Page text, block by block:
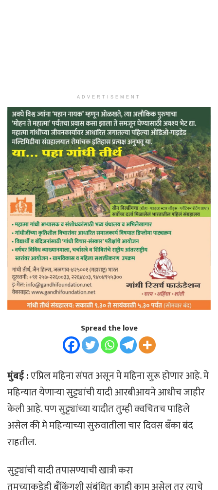
ADVERTISEMENT
Spread the love
मुंबई :एप्रिल महिना संपत असून मे महिना सुरू होणार आहे. मे
महिन्यात येणाऱ्या सुट्ट्यांची यादी आरबीआयने आधीच जाहीर
केली आहे. पण सुट्ट्यांच्या यादीत तुम्ही क्वचितच पाहिले
असेल की मे महिन्याच्या सुरुवातीला चार दिवस बँका बंद
राहतील.
सुट्ट्यांची यादी तपासण्याची खात्री करा